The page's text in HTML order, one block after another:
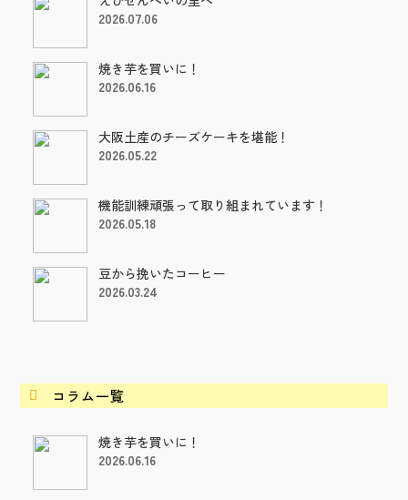
2026.07.06
焼き芋を買いに！
2026.06.16
大阪土産のチーズケーキを堪能！
2026.05.22
機能訓練頑張って取り組まれています！
2026.05.18
豆から挽いたコーヒー
2026.03.24
 コラム一覧
焼き芋を買いに！
2026.06.16